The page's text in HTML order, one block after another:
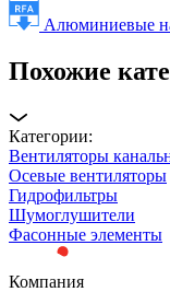
Алюминиевые
Похожие
Категории:
Вентиляторы
Осевые вентиляторы
Гидрофильтры
Шумоглушители
Фасонные элементы
Компания